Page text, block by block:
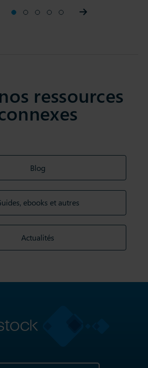
slider Prev slider
ressources
Blog
ebooks et autres
Actualités